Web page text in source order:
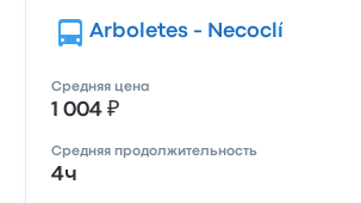
Arboletes - Necoclí
Средняя цена
1 004 ₽
Средняя продолжительность
4ч